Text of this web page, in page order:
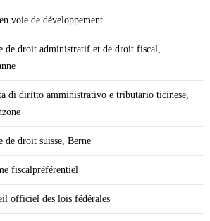
voie de développement
de droit administratif et de droit fiscal,
di diritto amministrativo e tributario ticinese,
de droit suisse, Berne
fiscalpréférentiel
officiel des lois fédérales